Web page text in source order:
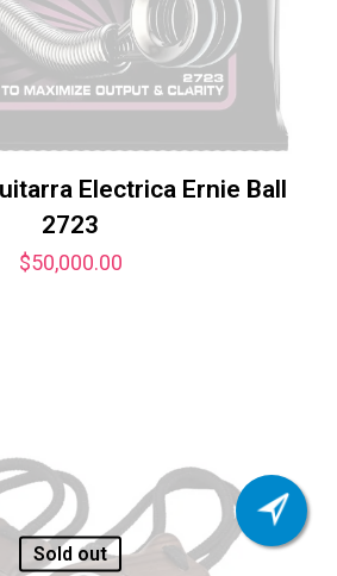
Electrica Ernie Ball
2723
$50,000.00
Sold out